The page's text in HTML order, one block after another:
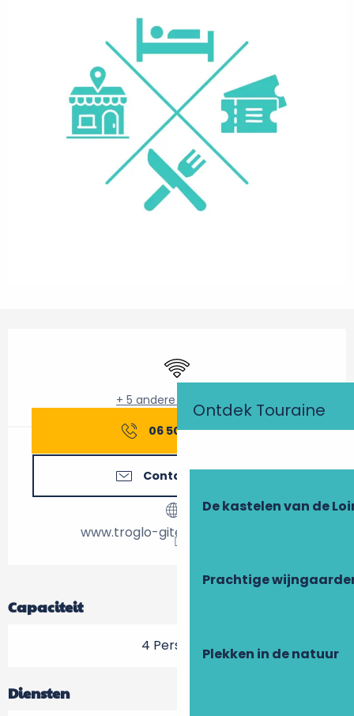
Ontdek Touraine
De kastelen van de
Prachtige
Plekken in de natuur
Wifi
+ 5 andere dienst(en)
06 50 34 18▒▒
Contacteer ons
www.troglo-gite-amboise.com
Capaciteit
4 Personen
Diensten